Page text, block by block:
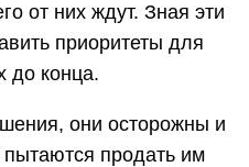
от них ждут. Зная эти
приоритеты для
до конца.
они осторожны и
продать им